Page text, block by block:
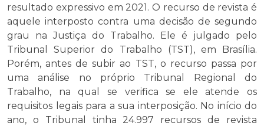
resultado expressivo em 2021. O recurso de revista é
aquele interposto contra uma decisão de segundo
grau na Justiça do Trabalho. Ele é julgado pelo
Tribunal Superior do Trabalho (TST), em Brasília.
Porém, antes de subir ao TST, o recurso passa por
uma análise no próprio Tribunal Regional do
Trabalho, na qual se verifica se ele atende os
requisitos legais para a sua interposição. No início do
ano, o Tribunal tinha 24.997 recursos de revista